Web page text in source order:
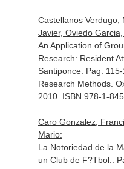
Castellanos Verdugo,
Javier, Oviedo
An Application of
Research: Resident
Santiponce. Pag. 115-
Research Methods.
2010. ISBN 978-1-
Caro Gonzalez,
Mario:
La Notoriedad de la
un Club de F?Tbol..